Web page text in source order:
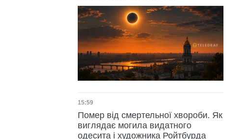
Дата публікації
15:59
Помер від смертельної хвороби. Як
виглядає могила видатного
одесита і художника Ройтбурда